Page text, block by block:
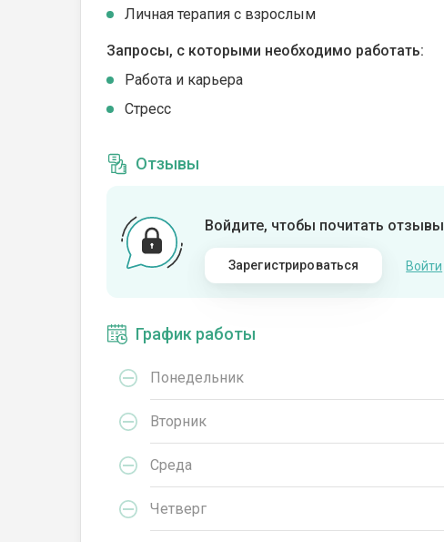
Личная терапия с взрослым
Запросы, с которыми необходимо работать:
Работа и карьера
Стресс
Отзывы
Войдите, чтобы почитать отзывы
Зарегистрироваться Войти
График работы
Понедельник
Вторник
Среда
Четверг